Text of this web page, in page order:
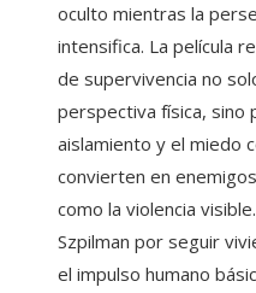
oculto mientras la
intensifica. La película
de supervivencia no
perspectiva física, sino
aislamiento y el miedo
convierten en
como la violencia
Szpilman por seguir
el impulso humano